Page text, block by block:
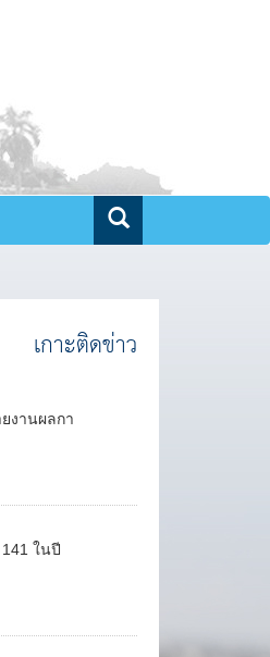
เกาะติดข่าว
งานผลกา
ในปี